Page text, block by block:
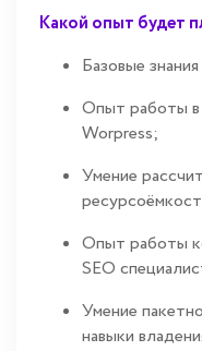
Какой опыт будет
Базовые
Опыт работы
Worpress;
Умение
Опыт работы
SEO
Умение
навыки